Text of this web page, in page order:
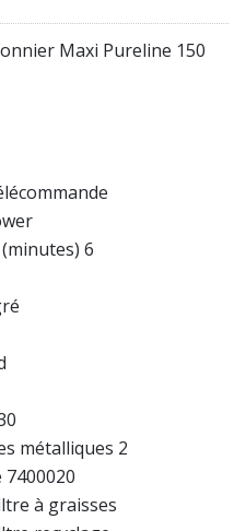
Maxi Pureline 150
6
métalliques 2
à graisses